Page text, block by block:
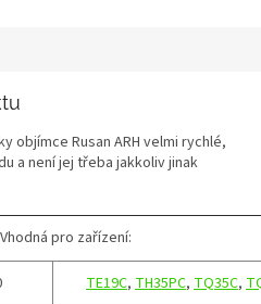
objímce Rusan ARH velmi rychlé,
a není jej třeba jakkoliv jinak
Vhodná pro zařízení:
TE19C, TH35PC, TQ35C,